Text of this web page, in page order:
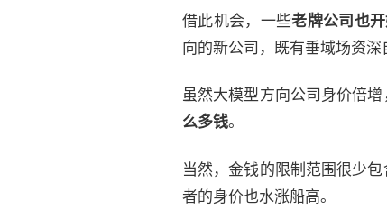
借此机会，一些老牌公司也
向的新公司，既有垂域场资深
虽然大模型方向公司身价倍
么多钱。
当然，金钱的限制范围很少
者的身价也水涨船高。